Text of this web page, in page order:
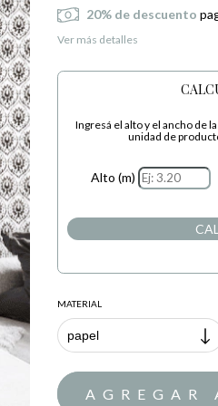
20% de descuento
Ver más detalles
Ingresá el alto y el ancho de
unidad de
Alto (m)
MATERIAL